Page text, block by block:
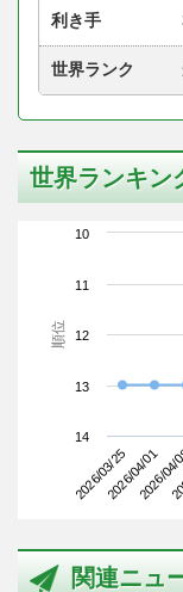
利き手
世界ランク
世界ランキン
順位
2026/03/252026/04/01
2026/
10
11
12
13
14
関連ニュ